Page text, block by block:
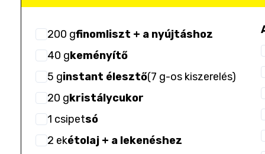
200 gfinomliszt + a nyújtáshoz
40 gkeményítő
5 ginstant élesztő(7 g-os kiszerelés)
20 gkristálycukor
1 csipetsó
2 ekétolaj + a lekenéshez